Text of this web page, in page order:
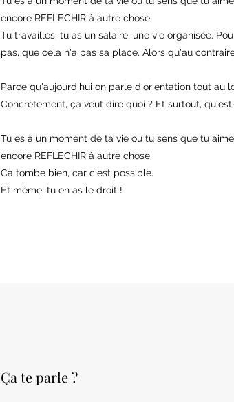
encore REFLECHIR à autre chose.
Tu travailles, tu as un salaire, une vie organisée.
pas, que cela n'a pas sa place. Alors qu'au
Parce qu'aujourd'hui on parle d'orientation tout au
Concrètement, ça veut dire quoi ? Et surtout,
Tu es à un moment de ta vie ou tu sens que tu
encore REFLECHIR à autre chose.
Ca tombe bien, car c'est possible.
Et même, tu en as le droit !
Ça te parle ?